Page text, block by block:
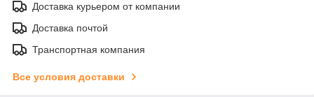
Доставка курьером от компании
Доставка почтой
Транспортная компания
Все условия доставки